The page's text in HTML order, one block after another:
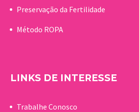
Preservação da Fertilidade
Método ROPA
LINKS DE INTERESSE
Trabalhe Conosco